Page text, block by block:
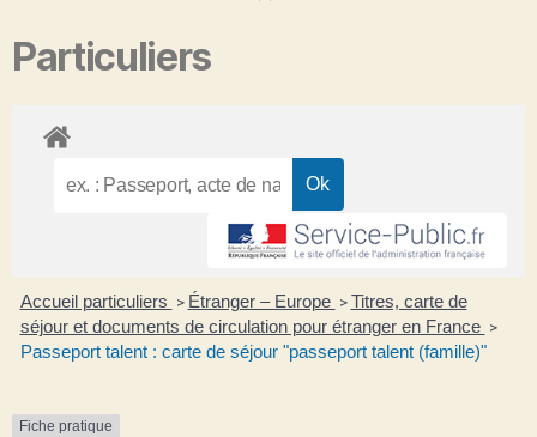
Particuliers
Accueil particuliers > Étranger – Europe > Titres, carte de
séjour et documents de circulation pour étranger en France >
Passeport talent : carte de séjour "passeport talent (famille)"
Fiche pratique